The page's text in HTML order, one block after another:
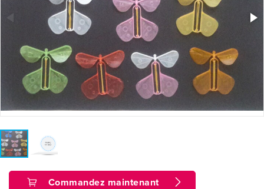
Commandez maintenant